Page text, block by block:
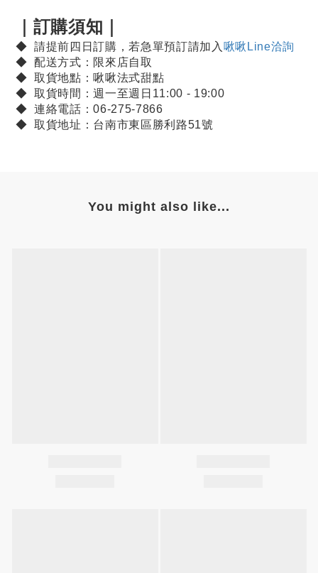
｜訂購須知｜
◆ 請提前四日訂購，若急單預訂請加入 啾啾Line洽詢
◆ 配送方式：限來店自取
◆ 取貨地點：啾啾法式甜點
◆ 取貨時間：週一至週日11:00 - 19:00
◆ 連絡電話：06-275-7866
◆ 取貨地址：台南市東區勝利路51號
You might also like...